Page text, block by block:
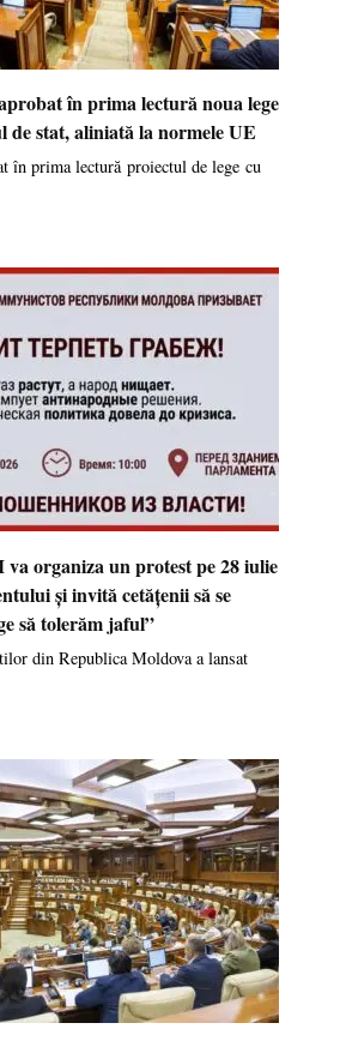
în prima lectură noua lege
stat, aliniată la normele UE
în prima lectură proiectul de lege cu
organiza un protest pe 28 iulie
și invită cetățenii să se
să tolerăm jaful”
din Republica Moldova a lansat